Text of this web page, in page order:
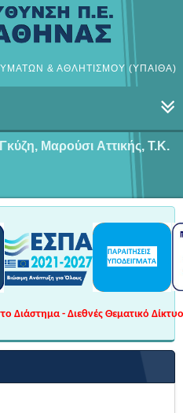
& ΑΘΛΗΤΙΣΜΟΥ (ΥΠΑΙΘΑ)
Μαρούσι Αττικής, Τ.Κ.
Διάστημα - Διεθνές Θεματικό